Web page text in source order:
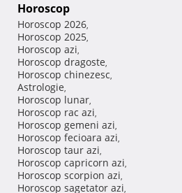
Horoscop
Horoscop 2026,
Horoscop 2025,
Horoscop azi,
Horoscop dragoste,
Horoscop chinezesc,
Astrologie,
Horoscop lunar,
Horoscop rac azi,
Horoscop gemeni azi,
Horoscop fecioara azi,
Horoscop taur azi,
Horoscop capricorn azi,
Horoscop scorpion azi,
Horoscop sagetator azi,